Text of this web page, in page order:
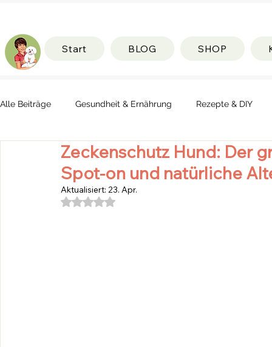
Alle Beiträge Gesundheit & Ernährung Rezepte & DIY
Zeckenschutz Hund: Der
Spot-on und natürliche
Aktualisiert: 23. Apr.
Mit NaN von 5 Sternen bewertet.
Start BLOG SHOP